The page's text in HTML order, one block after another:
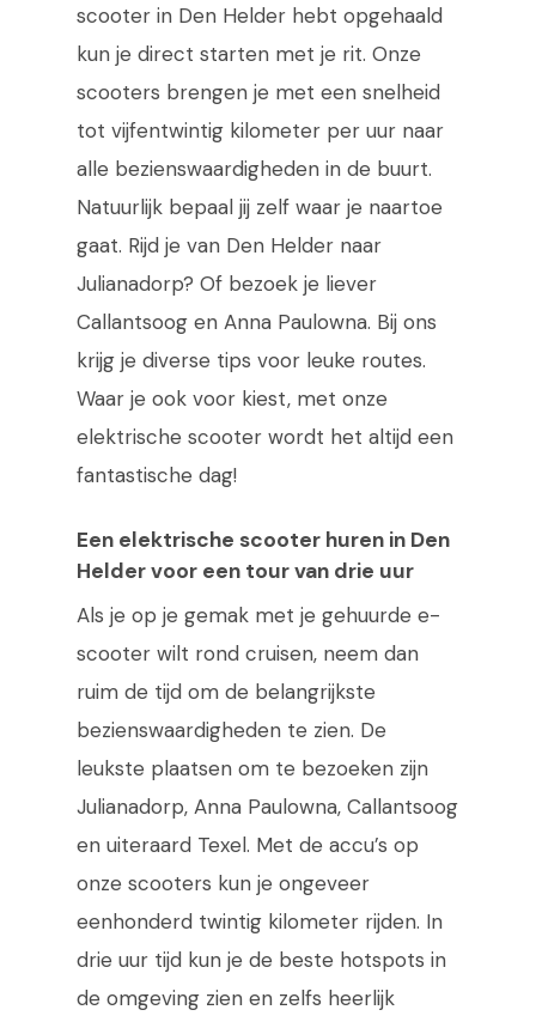
scooter in Den Helder hebt opgehaald
kun je direct starten met je rit. Onze
scooters brengen je met een snelheid
tot vijfentwintig kilometer per uur naar
alle bezienswaardigheden in de buurt.
Natuurlijk bepaal jij zelf waar je naartoe
gaat. Rijd je van Den Helder naar
Julianadorp? Of bezoek je liever
Callantsoog en Anna Paulowna. Bij ons
krijg je diverse tips voor leuke routes.
Waar je ook voor kiest, met onze
elektrische scooter wordt het altijd een
fantastische dag!
Een elektrische scooter huren in Den
Helder voor een tour van drie uur
Als je op je gemak met je gehuurde e-
scooter wilt rond cruisen, neem dan
ruim de tijd om de belangrijkste
bezienswaardigheden te zien. De
leukste plaatsen om te bezoeken zijn
Julianadorp, Anna Paulowna, Callantsoog
en uiteraard Texel. Met de accu’s op
onze scooters kun je ongeveer
eenhonderd twintig kilometer rijden. In
drie uur tijd kun je de beste hotspots in
de omgeving zien en zelfs heerlijk